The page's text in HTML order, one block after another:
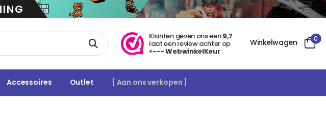
Klanten geven ons een9,7
laat een review achter op
<--- WebwinkelKeur
Winkelwagen 0
Accessoires Outlet [ Aan ons verkopen ]